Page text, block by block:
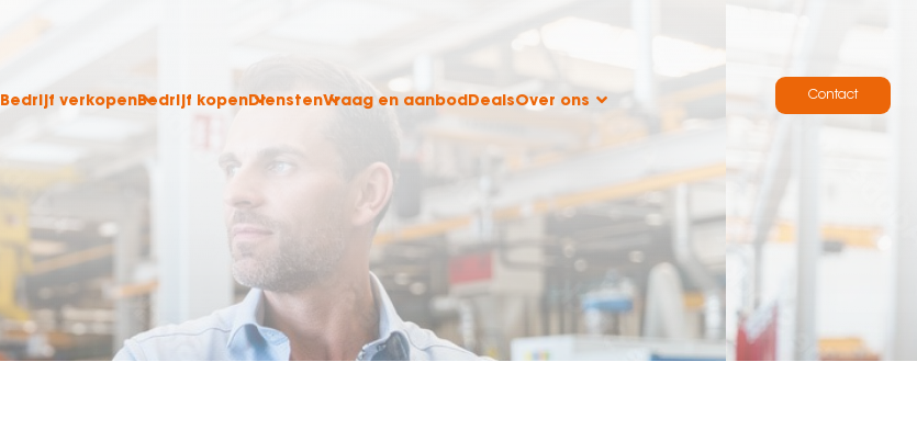
Bedrijf verkopenBedrijf kopenDienstenVraag en aanbodDealsOver ons Contact